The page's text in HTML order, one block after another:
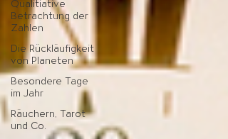
Qualitiative
Betrachtung der
Zahlen
Die Rückläufigkeit
von Planeten
Besondere Tage
im Jahr
Räuchern, Tarot
und Co.